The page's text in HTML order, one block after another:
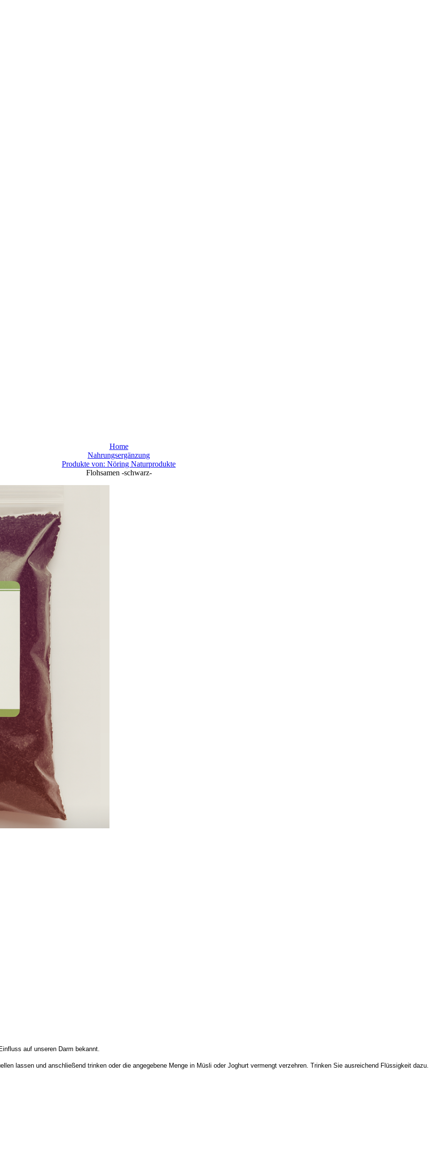
Home
Nahrungsergänzung
Produkte von: Nöring Naturprodukte
Flohsamen -schwarz-
auf unseren Darm bekannt.
lassen und anschließend trinken oder die angegebene Menge in Müsli oder Joghurt vermengt verzehren. Trinken Sie ausreichend Flüssigkeit dazu.